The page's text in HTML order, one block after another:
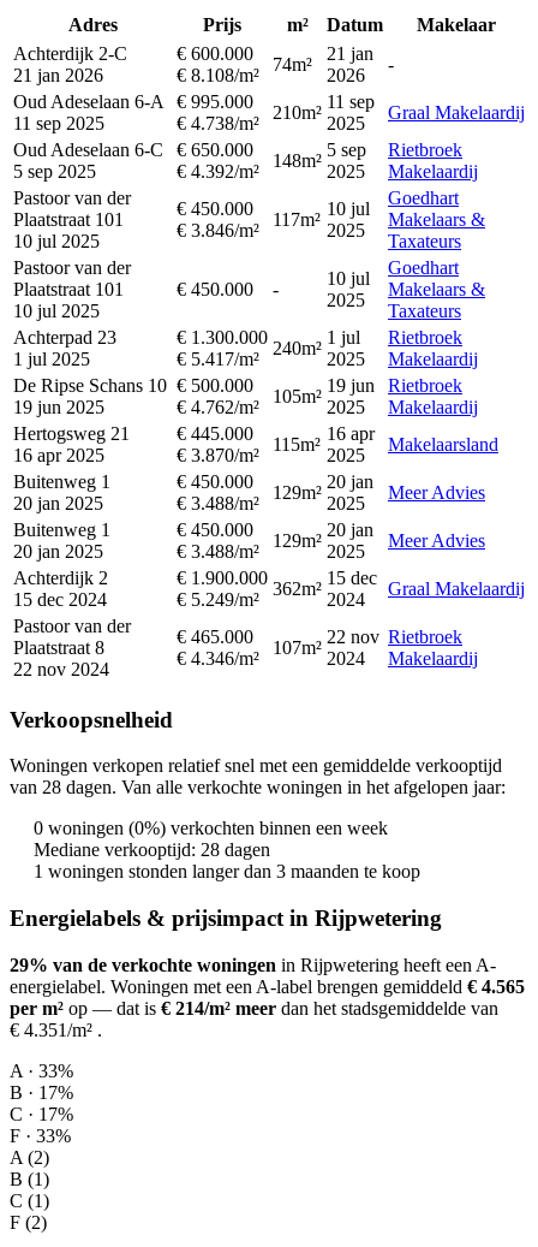
Adres Prijs m² Datum
Makelaar
Achterdijk 2-C
21 jan 2026
€ 600.000
€ 8.108/m²
74m²
21 jan
2026
-
Oud Adeselaan 6-A
11 sep 2025
€ 995.000
€ 4.738/m²
210m²
11 sep
2025
Graal Makelaardij
Oud Adeselaan 6-C
5 sep 2025
€ 650.000
€ 4.392/m²
148m²
5 sep
2025
Rietbroek
Makelaardij
Pastoor van der
Plaatstraat 101
10 jul 2025
€ 450.000
€ 3.846/m²
117m²
10 jul
2025
Goedhart
Makelaars &
Taxateurs
Pastoor van der
Plaatstraat 101
10 jul 2025
€ 450.000 -
10 jul
2025
Goedhart
Makelaars &
Taxateurs
Achterpad 23
1 jul 2025
€ 1.300.000
€ 5.417/m²
240m²
1 jul
2025
Rietbroek
Makelaardij
De Ripse Schans 10
19 jun 2025
€ 500.000
€ 4.762/m²
105m²
19 jun
2025
Rietbroek
Makelaardij
Hertogsweg 21
16 apr 2025
€ 445.000
€ 3.870/m²
115m²
16 apr
2025
Makelaarsland
Buitenweg 1
20 jan 2025
€ 450.000
€ 3.488/m²
129m²
20 jan
2025
Meer Advies
Buitenweg 1
20 jan 2025
€ 450.000
€ 3.488/m²
129m²
20 jan
2025
Meer Advies
Achterdijk 2
15 dec 2024
€ 1.900.000
€ 5.249/m²
362m²
15 dec
2024
Graal Makelaardij
Pastoor van der
Plaatstraat 8
22 nov 2024
€ 465.000
€ 4.346/m²
107m²
22 nov
2024
Rietbroek
Makelaardij
Verkoopsnelheid
Woningen verkopen relatief snel met een gemiddelde verkooptijd
van 28 dagen. Van alle verkochte woningen in het afgelopen jaar:
0 woningen (0%) verkochten binnen een week
Mediane verkooptijd: 28 dagen
1 woningen stonden langer dan 3 maanden te koop
Energielabels & prijsimpact in Rijpwetering
29% van de verkochte woningen in Rijpwetering heeft een A-
energielabel. Woningen met een A-label brengen gemiddeld € 4.565
per m² op — dat is € 214/m² meer dan het stadsgemiddelde van
€ 4.351/m² .
A · 33%
B · 17%
C · 17%
F · 33%
A (2)
B (1)
C (1)
F (2)